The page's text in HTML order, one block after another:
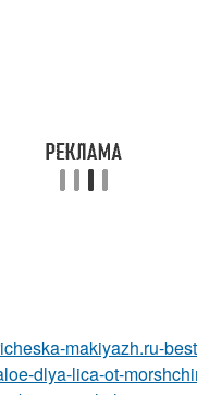
makiyazh.ru-
dlya-lica-ot-